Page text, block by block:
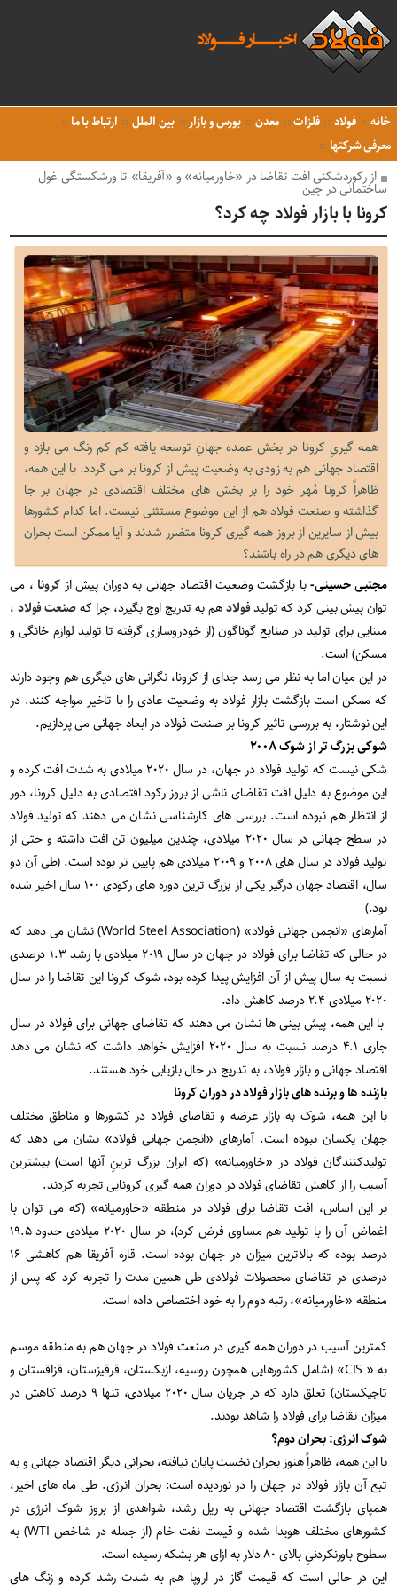
خانه فولاد فلزات معدن بورس و بازار بین الملل
ارتباط با ما
معرفی شرکتها
از رکوردشکنی افت تقاضا در «خاورمیانه» و «آفریقا» تا ورشکستگی غول
ساختمانی در چین
کرونا با بازار فولاد چه کرد؟
همه گیریِ کرونا در بخش عمده جهانِ توسعه یافته کم کم رنگ می بازد و
اقتصاد جهانی هم به زودی به وضعیت پیش از کرونا بر می گردد. با این همه،
ظاهراً کرونا مُهر خود را بر بخش های مختلف اقتصادی در جهان بر جا
گذاشته و صنعت فولاد هم از این موضوع مستثنی نیست. اما کدام کشورها
بیش از سایرین از بروز همه گیری کرونا متضرر شدند و آیا ممکن است بحران
های دیگری هم در راه باشند؟
مجتبی حسینی-با بازگشت وضعیت اقتصاد جهانی به دوران پیش از کرونا ، می
توان پیش بینی کرد که تولیدفولادهم به تدریج اوج بگیرد، چرا کهصنعت فولاد ،
مبنایی برای تولید در صنایع گوناگون (از خودروسازی گرفته تا تولید لوازم خانگی و
مسکن) است.
در این میان اما به نظر می رسد جدای از کرونا، نگرانی های دیگری هم وجود دارند
که ممکن است بازگشت بازار فولاد به وضعیت عادی را با تاخیر مواجه کنند. در
این نوشتار، به بررسی تاثیر کرونا بر صنعت فولاد در ابعاد جهانی می پردازیم.
شوکی بزرگ تر از شوک ۲۰۰۸
شکی نیست که تولید فولاد در جهان، در سال ۲۰۲۰ میلادی به شدت افت کرده و
این موضوع به دلیل افت تقاضای ناشی از بروز رکود اقتصادی به دلیل کرونا، دور
از انتظار هم نبوده است. بررسی های کارشناسی نشان می دهند که تولید فولاد
در سطح جهانی در سال ۲۰۲۰ میلادی، چندین میلیون تن افت داشته و حتی از
تولید فولاد در سال های ۲۰۰۸ و ۲۰۰۹ میلادی هم پایین تر بوده است. (طی آن دو
سال، اقتصاد جهان درگیر یکی از بزرگ ترین دوره های رکودی ۱۰۰ سال اخیر شده
بود.)
آمارهای «انجمن جهانی فولاد» (World Steel Association) نشان می دهد که
در حالی که تقاضا برای فولاد در جهان در سال ۲۰۱۹ میلادی با رشد ۱.۳ درصدی
نسبت به سال پیش از آن افزایش پیدا کرده بود، شوک کرونا این تقاضا را در سال
۲۰۲۰ میلادی ۲.۴ درصد کاهش داد.
با این همه، پیش بینی ها نشان می دهند که تقاضای جهانی برای فولاد در سال
جاری ۴.۱ درصد نسبت به سال ۲۰۲۰ افزایش خواهد داشت که نشان می دهد
اقتصاد جهانی و بازار فولاد، به تدریج در حال بازیابی خود هستند.
بازنده ها و برنده های بازار فولاد در دوران کرونا
با این همه، شوک به بازار عرضه و تقاضای فولاد در کشورها و مناطق مختلف
جهان یکسان نبوده است. آمارهای «انجمن جهانی فولاد» نشان می دهد که
تولیدکنندگان فولاد در «خاورمیانه» (که ایران بزرگ ترینِ آنها است) بیشترین
آسیب را از کاهش تقاضای فولاد در دوران همه گیری کرونایی تجربه کردند.
بر این اساس، افت تقاضا برای فولاد در منطقه «خاورمیانه» (که می توان با
اغماض آن را با تولید هم مساوی فرض کرد)، در سال ۲۰۲۰ میلادی حدود ۱۹.۵
درصد بوده که بالاترین میزان در جهان بوده است. قاره آفریقا هم کاهشی ۱۶
درصدی در تقاضای محصولات فولادی طی همین مدت را تجربه کرد که پس از
منطقه «خاورمیانه»، رتبه دوم را به خود اختصاص داده است.
کمترین آسیب در دوران همه گیری در صنعت فولاد در جهان هم به منطقه موسم
به « CIS» (شامل کشورهایی همچون روسیه، ازبکستان، قرقیزستان، قزاقستان و
تاجیکستان) تعلق دارد که در جریان سال ۲۰۲۰ میلادی، تنها ۹ درصد کاهش در
میزان تقاضا برای فولاد را شاهد بودند.
شوک انرژی: بحران دوم؟
با این همه، ظاهراً هنوز بحران نخست پایان نیافته، بحرانی دیگر اقتصاد جهانی و به
تبع آن بازار فولاد در جهان را در نوردیده است: بحران انرژی. طی ماه های اخیر،
همپای بازگشت اقتصاد جهانی به ریل رشد، شواهدی از بروز شوک انرژی در
کشورهای مختلف هویدا شده و قیمت نفت خام (از جمله در شاخص WTI) به
سطوح باورنکردنیِ بالای ۸۰ دلار به ازای هر بشکه رسیده است.
این در حالی است که قیمت گاز در اروپا هم به شدت رشد کرده و زنگ های